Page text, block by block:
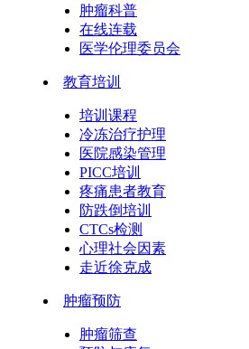
肿瘤科普
在线连载
医学伦理委员会
教育培训
培训课程
冷冻治疗护理
医院感染管理
PICC培训
疼痛患者教育
防跌倒培训
CTCs检测
心理社会因素
走近徐克成
肿瘤预防
肿瘤筛查